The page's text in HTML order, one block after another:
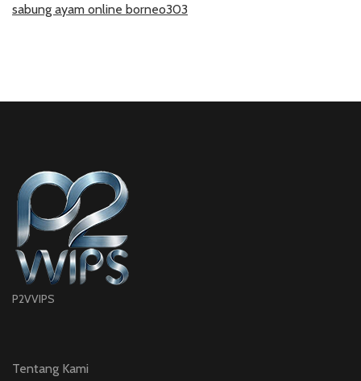
sabung ayam online borneo303
P2VVIPS
Tentang Kami